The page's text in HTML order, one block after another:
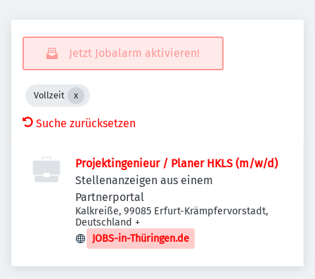
Jetzt Jobalarm aktivieren!
Vollzeit
Suche zurücksetzen
Projektingenieur / Planer HKLS (m/w/d)
Stellenanzeigen aus einem
Partnerportal
Kalkreiße, 99085 Erfurt-Krämpfervorstadt,
Deutschland +
JOBS-in-Thüringen.de